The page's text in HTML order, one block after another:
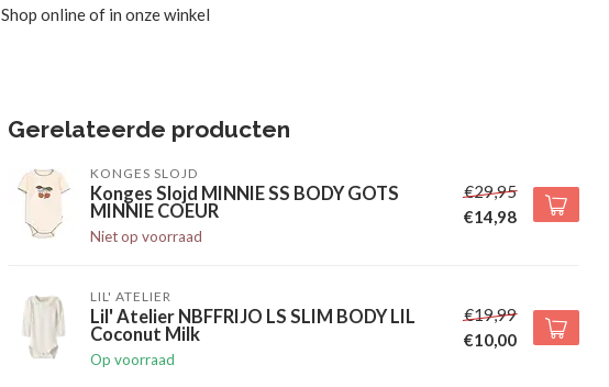
Shop online of in onze winkel
Gerelateerde producten
KONGES SLOJD
Konges Slojd MINNIE SS BODY GOTS
MINNIE COEUR
Niet op voorraad
€29,95
€14,98
LIL' ATELIER
Lil' Atelier NBFFRIJO LS SLIM BODY LIL
Coconut Milk
Op voorraad
€19,99
€10,00